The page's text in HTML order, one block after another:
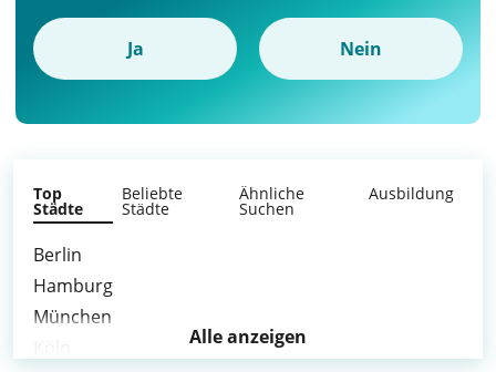
Ja Nein
Top
Städte
Beliebte
Städte
Ähnliche
Suchen
Ausbildung
Berlin
Hamburg
München
Alle anzeigen